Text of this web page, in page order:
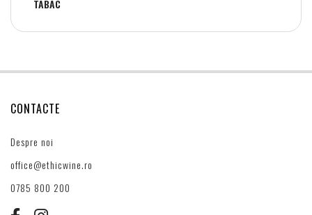
TABAC
CONTACTE
Despre noi
office@ethicwine.ro
0785 800 200